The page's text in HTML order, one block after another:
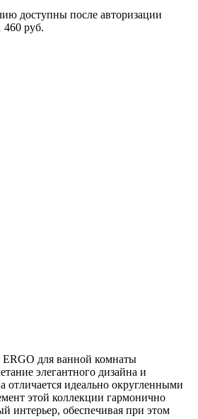
доступны после авторизации
460 руб.
ERGO для ванной комнаты
элегантного дизайна и
идеально округленными
этой коллекции гармонично
интерьер, обеспечивая при этом